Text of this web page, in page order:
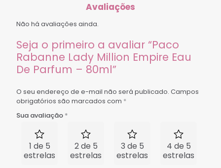
Avaliações
Não há avaliações ainda.
Seja o primeiro a avaliar “Paco
Rabanne Lady Million Empire Eau
De Parfum – 80ml”
O seu endereço de e-mail não será publicado. Campos
obrigatórios são marcados com *
Sua avaliação *
1 de 5
estrelas
2 de 5
estrelas
3 de 5
estrelas
4 de 5
estrelas